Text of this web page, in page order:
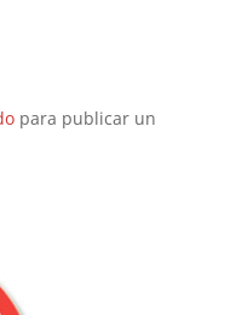
para publicar un